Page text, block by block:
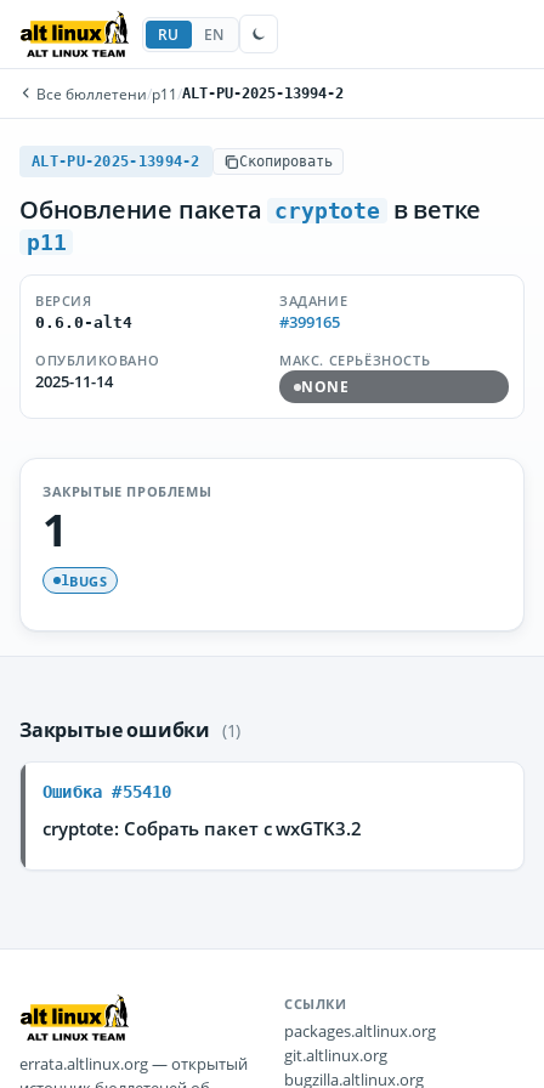
RU EN
Все бюллетени/p11 /ALT-PU-2025-13994-2
ALT-PU-2025-13994-2 Скопировать
Обновление пакета cryptote в ветке
p11
ВЕРСИЯ
0.6.0-alt4
ЗАДАНИЕ
#399165
ОПУБЛИКОВАНО
2025-11-14
МАКС. СЕРЬЁЗНОСТЬ
NONE
ЗАКРЫТЫЕ ПРОБЛЕМЫ
1
1BUGS
Закрытые ошибки (1)
Ошибка #55410
cryptote: Собрать пакет с wxGTK3.2
errata.altlinux.org — открытый
ССЫЛКИ
packages.altlinux.org
git.altlinux.org
bugzilla.altlinux.org